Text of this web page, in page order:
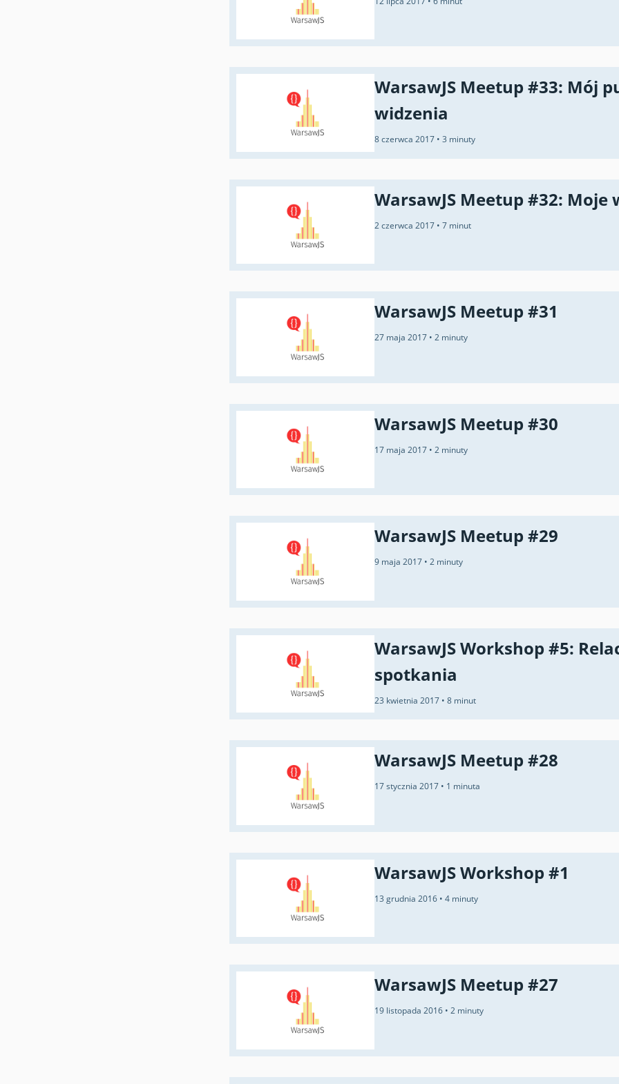
WarsawJS Meetup #33: Mój
widzenia
8 czerwca 2017 • 3 minuty
WarsawJS Meetup #32: Moje
2 czerwca 2017 • 7 minut
WarsawJS Meetup #31
27 maja 2017 • 2 minuty
WarsawJS Meetup #30
17 maja 2017 • 2 minuty
WarsawJS Meetup #29
9 maja 2017 • 2 minuty
WarsawJS Workshop #5:
spotkania
23 kwietnia 2017 • 8 minut
WarsawJS Meetup #28
17 stycznia 2017 • 1 minuta
WarsawJS Workshop #1
13 grudnia 2016 • 4 minuty
WarsawJS Meetup #27
19 listopada 2016 • 2 minuty